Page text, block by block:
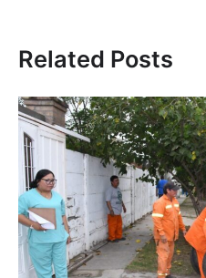
Related Posts